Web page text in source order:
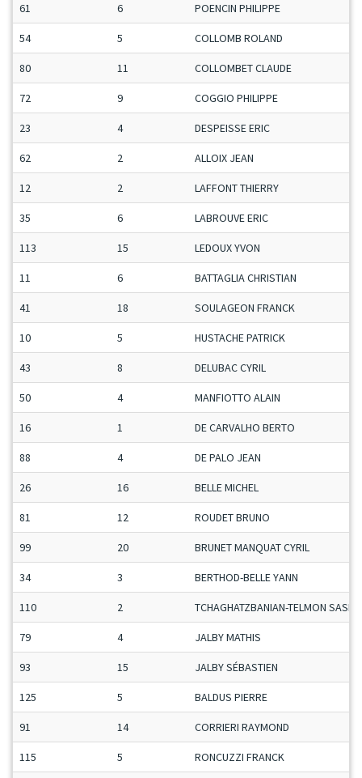
61 6 POENCIN PHILIPPE
54 5 COLLOMB ROLAND
80 11 COLLOMBET CLAUDE
72 9 COGGIO PHILIPPE
23 4 DESPEISSE ERIC
62 2 ALLOIX JEAN
12 2 LAFFONT THIERRY
35 6 LABROUVE ERIC
113 15 LEDOUX YVON
11 6 BATTAGLIA CHRISTIAN
41 18 SOULAGEON FRANCK
10 5 HUSTACHE PATRICK
43 8 DELUBAC CYRIL
50 4 MANFIOTTO ALAIN
16 1 DE CARVALHO BERTO
88 4 DE PALO JEAN
26 16 BELLE MICHEL
81 12 ROUDET BRUNO
99 20 BRUNET MANQUAT CYRIL
34 3 BERTHOD-BELLE YANN
110 2 TCHAGHATZBANIAN-TELMON SASHA
79 4 JALBY MATHIS
93 15 JALBY SÉBASTIEN
125 5 BALDUS PIERRE
91 14 CORRIERI RAYMOND
115 5 RONCUZZI FRANCK